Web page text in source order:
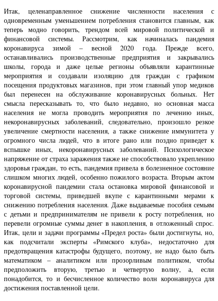
Итак, целенаправленное снижение численности населения с
одновременным уменьшением потребления становится главным, как
теперь модно говорить, трендом всей мировой политической и
финансовой системы. Рассмотрим, как начиналась пандемия
коронавируса зимой – весной 2020 года. Прежде всего,
останавливались производственные предприятия и закрывались
школы, города и даже целые регионы объявляли карантинные
мероприятия и создавали изоляцию для граждан с графиком
посещения продуктовых магазинов, при этом главный упор медиков
был перенесен на обслуживание коронавирусных больных. Нет
смысла пересказывать то, что было недавно, но основная масса
населения не могла проводить мероприятия по лечению иных,
некоронавирусных заболеваний, следовательно, произошло резкое
увеличение смертности населения, а также снижение иммунитета у
огромного числа людей, что в итоге рано или поздно приведет к
вспышке иных, некоронавирусных заболеваний. Психологическое
напряжение от страха заражения также не способствовало укреплению
здоровья граждан, то есть, пандемия привела в болезненное состояние
слишком многих людей, особенно пожилого возраста. Вторым актом
коронавирусной пандемии стала остановка мировой финансовой и
торговой системы, приведшей вкупе с карантинными мерами к
снижению потребления населения. Даже выдаваемые пособия семьям
с детьми и предпринимателям не привели к росту потребления, но
перевели огромные суммы денег в накопления, в отложенный спрос.
Итак, цели и задачи программы «Предел роста» были достигнуты, но,
как подсчитали эксперты «Римского клуба», недостаточно для
предотвращения катастрофы будущего, поэтому, не надо было быть
математиком – аналитиком или прозорливым политиком, чтобы
предположить вторую, третью и четвертую волну, а, если
понадобится, то и бесчисленное количество волн коронавируса для
достижения поставленной цели.